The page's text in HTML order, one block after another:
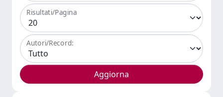
Risultati/Pagina
Autori/Record: